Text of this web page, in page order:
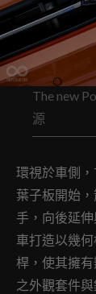
The new
源
環視於車側
葉子板開始
手，向後延
車打造以幾
桿，使其擁
之外觀套件